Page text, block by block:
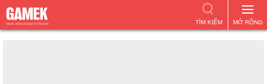
MỞ RỘNG
TÌM KIẾM